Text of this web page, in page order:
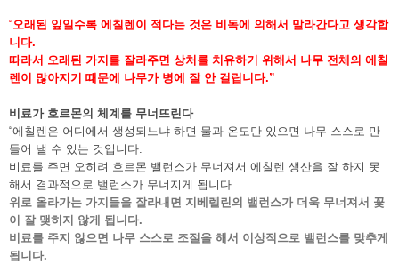
“오래된 잎일수록 에칠렌이 적다는 것은 비독에 의해서 말라간다고 생각합
니다.
따라서 오래된 가지를 잘라주면 상처를 치유하기 위해서 나무 전체의 에칠
렌이 많아지기 때문에 나무가 병에 잘 안 걸립니다.”
비료가 호르몬의 체계를 무너뜨린다
“에칠렌은 어디에서 생성되느냐 하면 물과 온도만 있으면 나무 스스로 만
들어 낼 수 있는 것입니다.
비료를 주면 오히려 호르몬 밸런스가 무너져서 에칠렌 생산을 잘 하지 못
해서 결과적으로 밸런스가 무너지게 됩니다.
위로 올라가는 가지들을 잘라내면 지베렐린의 밸런스가 더욱 무너져서 꽃
이 잘 맺히지 않게 됩니다.
비료를 주지 않으면 나무 스스로 조절을 해서 이상적으로 밸런스를 맞추게
됩니다.